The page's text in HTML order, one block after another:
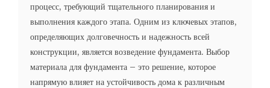
процесс, требующий тщательного планирования и
выполнения каждого этапа. Одним из ключевых этапов,
определяющих долговечность и надежность всей
конструкции, является возведение фундамента. Выбор
материала для фундамента – это решение, которое
напрямую влияет на устойчивость дома к различным